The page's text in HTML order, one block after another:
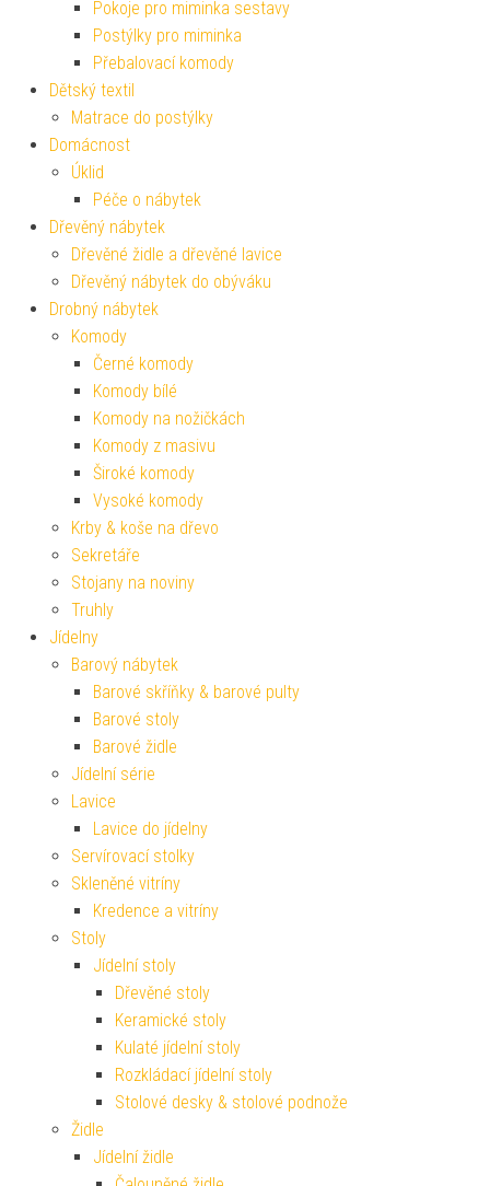
Pokoje pro miminka sestavy
Postýlky pro miminka
Přebalovací komody
Dětský textil
Matrace do postýlky
Domácnost
Úklid
Péče o nábytek
Dřevěný nábytek
Dřevěné židle a dřevěné lavice
Dřevěný nábytek do obýváku
Drobný nábytek
Komody
Černé komody
Komody bílé
Komody na nožičkách
Komody z masivu
Široké komody
Vysoké komody
Krby & koše na dřevo
Sekretáře
Stojany na noviny
Truhly
Jídelny
Barový nábytek
Barové skříňky & barové pulty
Barové stoly
Barové židle
Jídelní série
Lavice
Lavice do jídelny
Servírovací stolky
Skleněné vitríny
Kredence a vitríny
Stoly
Jídelní stoly
Dřevěné stoly
Keramické stoly
Kulaté jídelní stoly
Rozkládací jídelní stoly
Stolové desky & stolové podnože
Židle
Jídelní židle